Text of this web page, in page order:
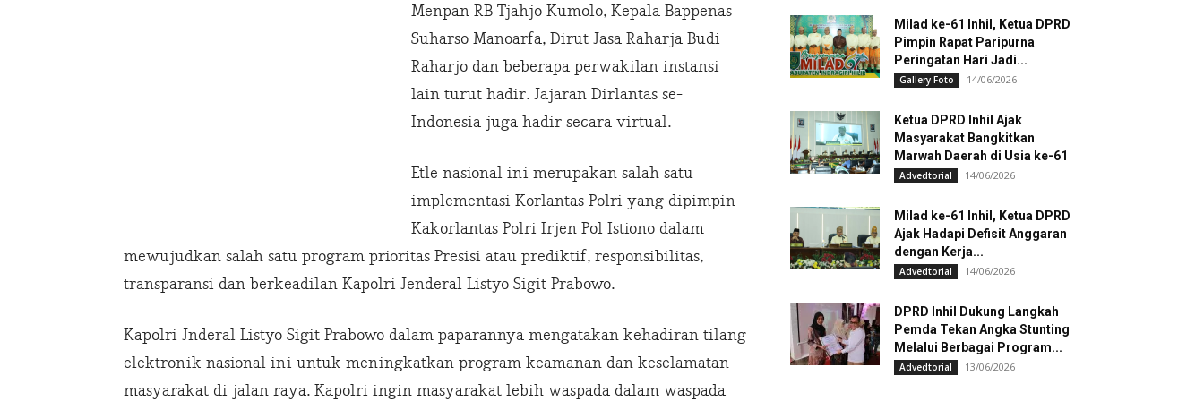
Menpan RB Tjahjo Kumolo, Kepala Bappenas
Suharso Manoarfa, Dirut Jasa Raharja Budi
Raharjo dan beberapa perwakilan instansi
lain turut hadir. Jajaran Dirlantas se-
Indonesia juga hadir secara virtual.
Etle nasional ini merupakan salah satu
implementasi Korlantas Polri yang dipimpin
Kakorlantas Polri Irjen Pol Istiono dalam
mewujudkan salah satu program prioritas Presisi atau prediktif, responsibilitas,
transparansi dan berkeadilan Kapolri Jenderal Listyo Sigit Prabowo.
Kapolri Jnderal Listyo Sigit Prabowo dalam paparannya mengatakan kehadiran tilang
elektronik nasional ini untuk meningkatkan program keamanan dan keselamatan
masyarakat di jalan raya. Kapolri ingin masyarakat lebih waspada dalam waspada
Milad ke-61 Inhil, Ketua DPRD
Pimpin Rapat Paripurna
Peringatan Hari Jadi...
Gallery Foto 14/06/2026
Ketua DPRD Inhil Ajak
Masyarakat Bangkitkan
Marwah Daerah di Usia ke-61
Advedtorial 14/06/2026
Milad ke-61 Inhil, Ketua DPRD
Ajak Hadapi Defisit Anggaran
dengan Kerja...
Advedtorial 14/06/2026
DPRD Inhil Dukung Langkah
Pemda Tekan Angka Stunting
Melalui Berbagai Program...
Advedtorial 13/06/2026